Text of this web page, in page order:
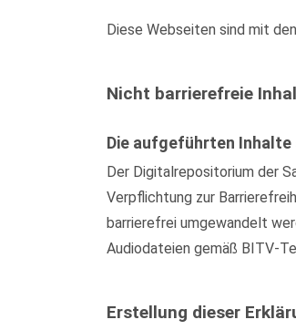
Diese Webseiten sind mit
Nicht barrierefreie
Die aufgeführten
Der Digitalrepositorium der
Verpflichtung zur
barrierefrei umgewandelt
Audiodateien gemäß BITV-
Erstellung dieser